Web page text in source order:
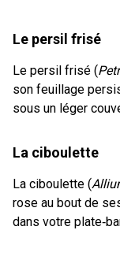
Le persil frisé
Le persil frisé (
son feuillage
sous un léger
La ciboulette
La ciboulette (
rose au bout de
dans votre